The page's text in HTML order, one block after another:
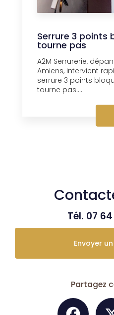
Serrure 3 points
tourne pas
A2M Serrurerie,
Amiens, intervient
serrure 3 points
tourne pas....
Tél. 07
Envoyer
Partagez